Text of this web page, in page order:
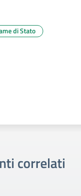
di Stato
correlati